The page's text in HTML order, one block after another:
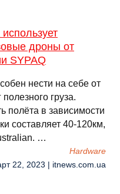
дроны от
SYPAQ
нести на себе от
полезного груза.
полёта в зависимости
составляет 40-120км,
…
Hardware
22, 2023 | itnews.com.ua